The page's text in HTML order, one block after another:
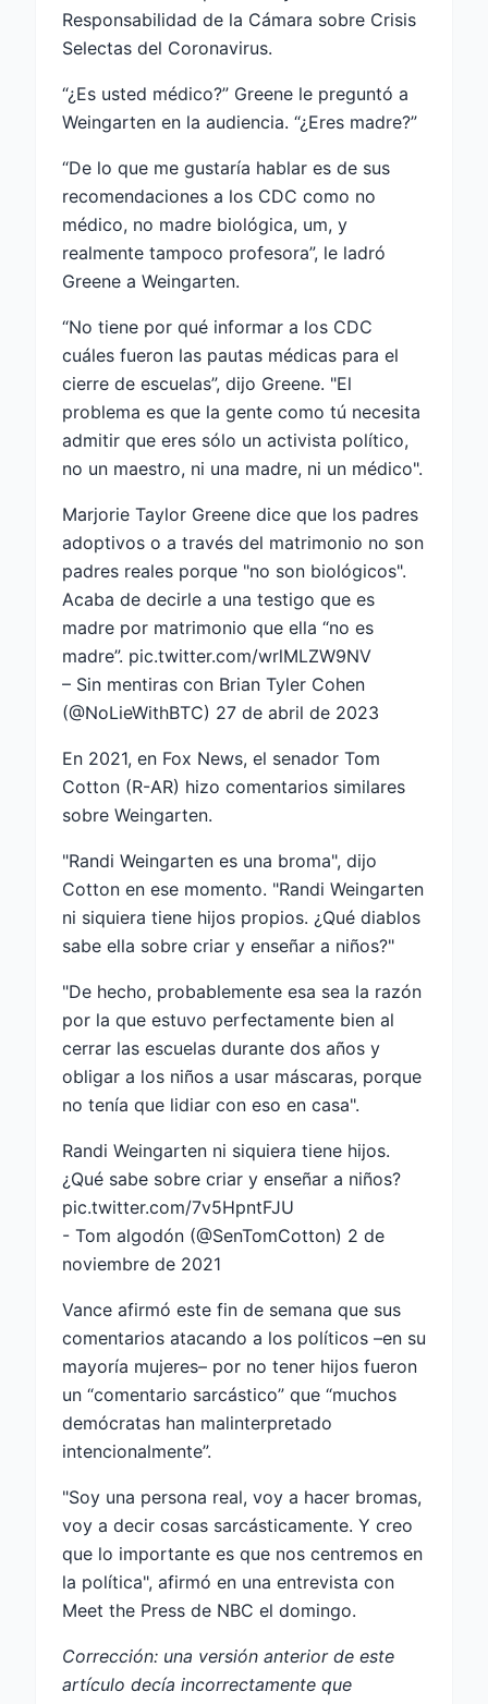
Responsabilidad de la Cámara sobre Crisis
Selectas del Coronavirus.
“¿Es usted médico?” Greene le preguntó a
Weingarten en la audiencia. “¿Eres madre?”
“De lo que me gustaría hablar es de sus
recomendaciones a los CDC como no
médico, no madre biológica, um, y
realmente tampoco profesora”, le ladró
Greene a Weingarten.
“No tiene por qué informar a los CDC
cuáles fueron las pautas médicas para el
cierre de escuelas”, dijo Greene. "El
problema es que la gente como tú necesita
admitir que eres sólo un activista político,
no un maestro, ni una madre, ni un médico".
Marjorie Taylor Greene dice que los padres
adoptivos o a través del matrimonio no son
padres reales porque "no son biológicos".
Acaba de decirle a una testigo que es
madre por matrimonio que ella “no es
madre”. pic.twitter.com/wrlMLZW9NV
– Sin mentiras con Brian Tyler Cohen
(@NoLieWithBTC) 27 de abril de 2023
En 2021, en Fox News, el senador Tom
Cotton (R-AR) hizo comentarios similares
sobre Weingarten.
"Randi Weingarten es una broma", dijo
Cotton en ese momento. "Randi Weingarten
ni siquiera tiene hijos propios. ¿Qué diablos
sabe ella sobre criar y enseñar a niños?"
"De hecho, probablemente esa sea la razón
por la que estuvo perfectamente bien al
cerrar las escuelas durante dos años y
obligar a los niños a usar máscaras, porque
no tenía que lidiar con eso en casa".
Randi Weingarten ni siquiera tiene hijos.
¿Qué sabe sobre criar y enseñar a niños?
pic.twitter.com/7v5HpntFJU
- Tom algodón (@SenTomCotton) 2 de
noviembre de 2021
Vance afirmó este fin de semana que sus
comentarios atacando a los políticos –en su
mayoría mujeres– por no tener hijos fueron
un “comentario sarcástico” que “muchos
demócratas han malinterpretado
intencionalmente”.
"Soy una persona real, voy a hacer bromas,
voy a decir cosas sarcásticamente. Y creo
que lo importante es que nos centremos en
la política", afirmó en una entrevista con
Meet the Press de NBC el domingo.
Corrección: una versión anterior de este
artículo decía incorrectamente que